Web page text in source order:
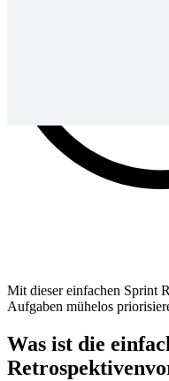
Mit dieser einfachen Sprint
Aufgaben mühelos
Was ist die